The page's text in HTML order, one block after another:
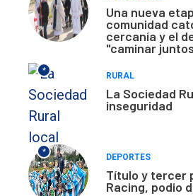
Una nueva
comunidad
cercanía y el
"caminar
*
RURAL
La Sociedad
inseguridad
*
DEPORTES
Título y tercer
Racing, podio